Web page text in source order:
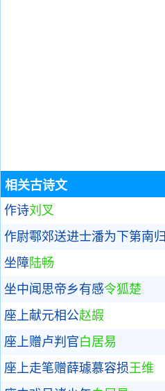
相关古诗文
作诗刘叉
作尉鄠郊送进士潘为下第南归
坐障陆畅
坐中闻思帝乡有感令狐楚
座上献元相公赵嘏
座上赠卢判官白居易
座上走笔赠薛璩慕容损王维